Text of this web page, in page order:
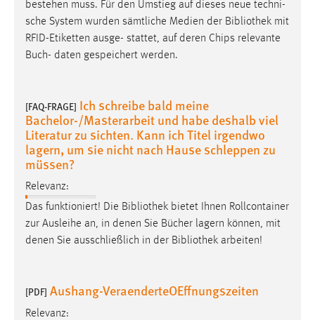
bestehen muss. Für den Umstieg auf dieses neue techni-
sche System wurden sämtliche Medien der Bibliothek mit
RFID-Etiketten ausge- stattet, auf deren Chips relevante
Buch- daten gespeichert werden.
[FAQ-FRAGE] Ich schreibe bald meine
Bachelor-/Masterarbeit und habe deshalb viel
Literatur zu sichten. Kann ich Titel irgendwo
lagern, um sie nicht nach Hause schleppen zu
müssen?
Relevanz:
Das funktioniert! Die Bibliothek bietet Ihnen Rollcontainer
zur Ausleihe an, in denen Sie Bücher lagern können, mit
denen Sie ausschließlich in der Bibliothek arbeiten!
[PDF] Aushang-VeraenderteOEffnungszeiten
Relevanz: